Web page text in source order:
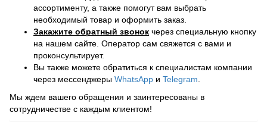
ассортименту, а также помогут вам выбрать
необходимый товар и оформить заказ.
Закажите обратный звонок через специальную кнопку
на нашем сайте. Оператор сам свяжется с вами и
проконсультирует.
Вы также можете обратиться к специалистам компании
через мессенджеры WhatsApp и Telegram
Мы ждем вашего обращения и заинтересованы в
сотрудничестве с каждым клиентом!